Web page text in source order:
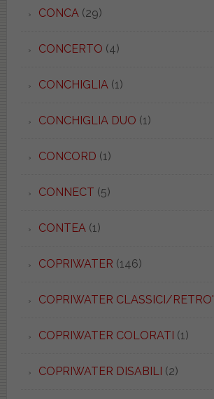
CONCA(29)
CONCERTO (4)
CONCHIGLIA(1)
CONCHIGLIA DUO (1)
CONCORD (1)
CONNECT (5)
CONTEA(1)
COPRIWATER (146)
COPRIWATER CLASSICI/RETRO'
COPRIWATER COLORATI (1)
COPRIWATER DISABILI (2)